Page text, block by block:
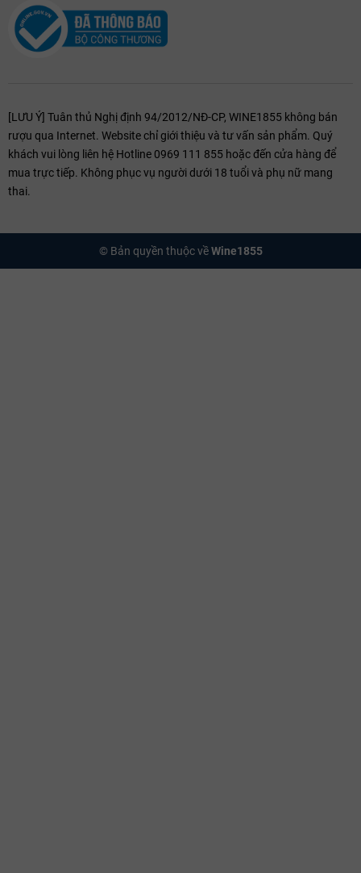
[LƯU Ý] Tuân thủ Nghị định 94/2012/NĐ-CP, WINE1855 không bán
rượu qua Internet. Website chỉ giới thiệu và tư vấn sản phẩm. Quý
khách vui lòng liên hệ Hotline 0969 111 855 hoặc đến cửa hàng để
mua trực tiếp. Không phục vụ người dưới 18 tuổi và phụ nữ mang
thai.
© Bản quyền thuộc vềWine1855